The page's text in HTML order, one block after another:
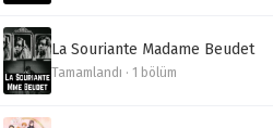
La Souriante Madame Beudet
Tamamlandı · 1 bölüm